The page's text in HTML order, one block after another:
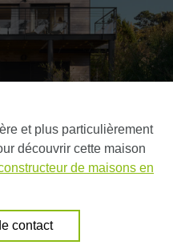
et plus particulièrement
découvrir cette maison
de maisons en
contact